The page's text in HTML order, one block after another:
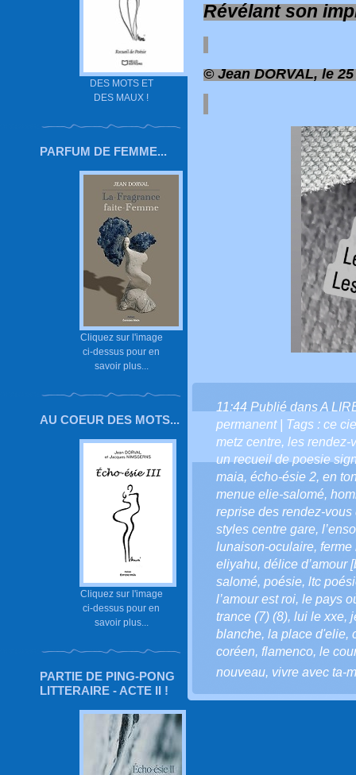
DES MOTS ET
DES MAUX !
PARFUM DE FEMME...
Cliquez sur l'image
ci-dessus pour en
savoir plus...
AU COEUR DES MOTS...
Cliquez sur l'image
ci-dessus pour en
savoir plus...
PARTIE DE PING-PONG
LITTERAIRE - ACTE II !
Révélant son
© Jean DORVAL, le
11:44 Publié dansA
permanent| Tags : ce
metz centre, les rendez-
un recueil de poesie
maia, écho-ésie 2, en
menue elie-salomé,
reprise des rendez-vous
styles centre gare,
lunaison-oculaire, ferme
eliyahu, délice d’amour
salomé, poésie, ltc
l’amour est roi, le pays
trance (7) (8), lui le xxe,
blanche, la place d'elie,
coréen, flamenco, le
nouveau, vivre avec ta-